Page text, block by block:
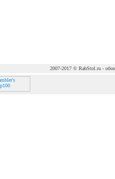
2007-2017 © RabStol.ru - обои